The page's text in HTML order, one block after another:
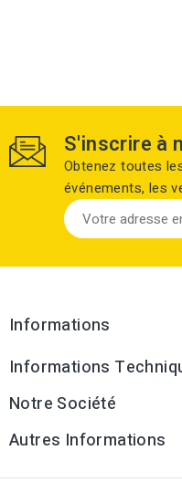
S'inscrire à
Obtenez toutes
événements, les
Informations
Informations
Notre Société
Autres Informations